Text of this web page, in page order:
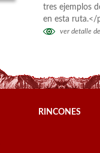
tres ejemplos
en esta ruta.</
ver detalle
RINCONES